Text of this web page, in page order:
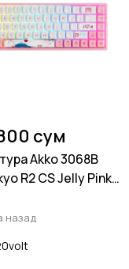
сум
Akko 3068B
R2 CS Jelly Pink
назад